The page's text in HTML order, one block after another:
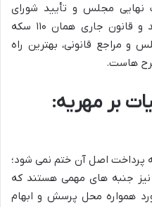
مجلس و تأیید شورای
نگهبان نرسند، ارزش قانونی ندارند و قانون جاری همان ۱۱۰ سکه
و مراجع قانونی، بهترین راه
هاست.
بر مهریه:
پرداخت اصل آن ختم نمی شود؛
جنبه های مهمی هستند که
همواره محل پرسش و ابهام